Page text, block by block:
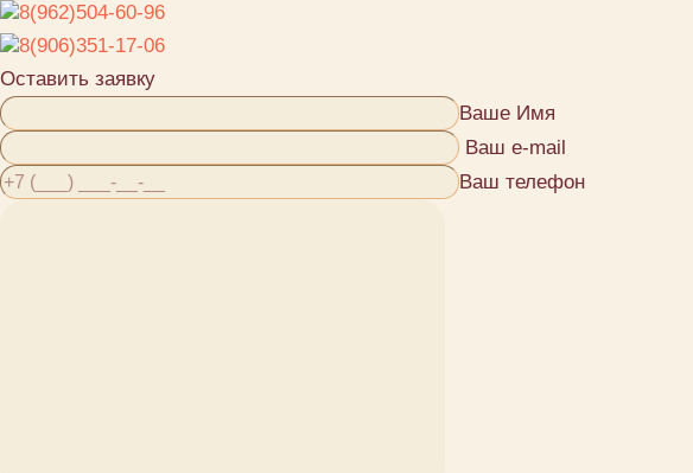
8(962)504-60-96
8(906)351-17-06
Оставить заявку
Ваше Имя
Ваш e-mail
Ваш телефон